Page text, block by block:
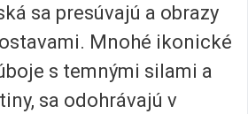
sa presúvajú a obrazy
Mnohé ikonické
s temnými silami a
sa odohrávajú v